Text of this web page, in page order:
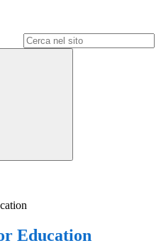
Education